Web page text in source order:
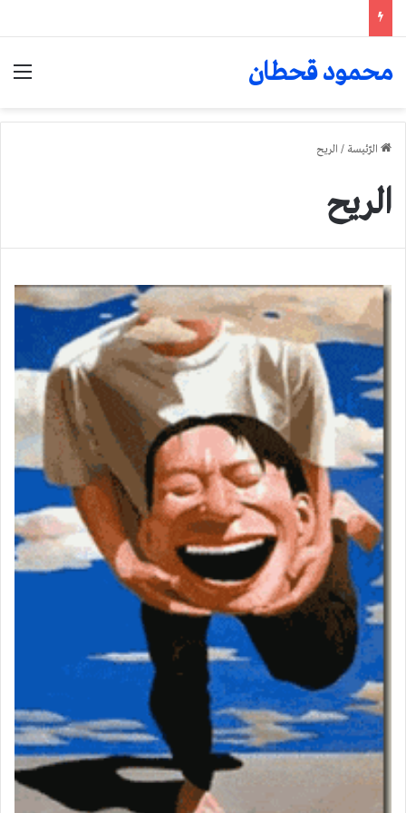
محمود قحطان
الرّئيسة / الريح
الريح